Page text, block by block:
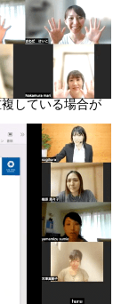
している場合が